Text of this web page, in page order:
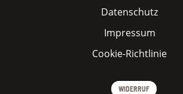
Datenschutz
Impressum
Cookie-Richtlinie
WIDERRUF